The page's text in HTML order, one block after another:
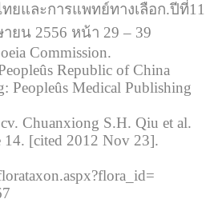
ยและการแพทย์ทางเลือก.ปีที่11
ยน 2556 หน้า 29 – 39
Commission.
Republic of China
Peopleûs Medical Publishing
Chuanxiong S.H. Qiu et al.
[cited 2012 Nov 23].